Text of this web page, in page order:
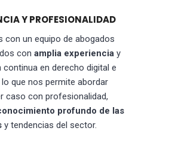
Y PROFESIONALIDAD
con un equipo de abogados
con amplia experienciay
en derecho digital e
lo que nos permite abordar
caso con profesionalidad,
profundo de las
y tendencias del sector.